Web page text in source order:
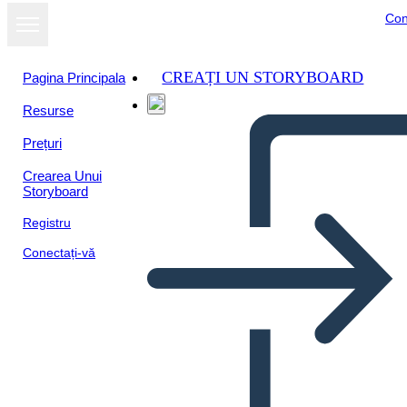
Pagina Principala
Resurse
Prețuri
Crearea Unui
Storyboard
Registru
Conectați-vă
CREAȚI UN STORYBOARD